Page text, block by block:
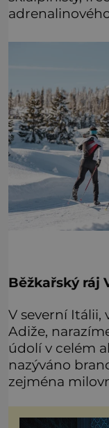
Běžkařský ráj
V severní Itálii,
Adiže,
údolí v celém
nazýváno
zejména